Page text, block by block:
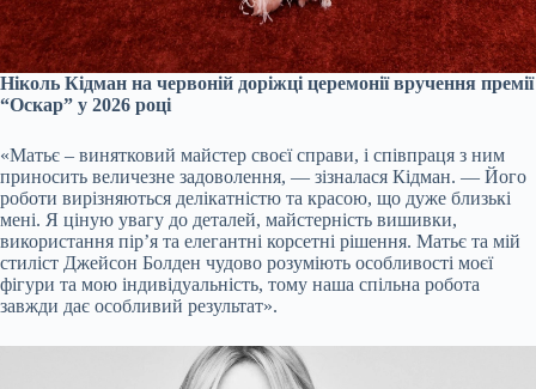
Ніколь Кідман на червоній доріжці церемонії вручення премії
“Оскар” у 2026 році
«Матьє – винятковий майстер своєї справи, і співпраця з ним
приносить величезне задоволення, — зізналася Кідман. — Його
роботи вирізняються делікатністю та красою, що дуже близькі
мені. Я ціную увагу до деталей, майстерність вишивки,
використання пір’я та елегантні корсетні рішення. Матьє та мій
стиліст Джейсон Болден чудово розуміють особливості моєї
фігури та мою індивідуальність, тому наша спільна робота
завжди дає особливий результат».